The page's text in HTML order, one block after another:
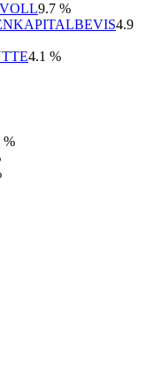
9.7 %
4.9
4.1 %
%